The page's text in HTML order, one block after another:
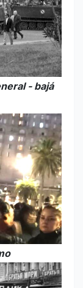
- bajá